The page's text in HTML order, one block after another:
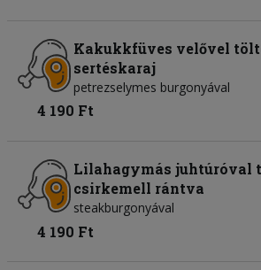
Kakukkfüves velővel
sertéskaraj
petrezselymes burgonyával
4 190 Ft
Lilahagymás juhtúróval
csirkemell rántva
steakburgonyával
4 190 Ft